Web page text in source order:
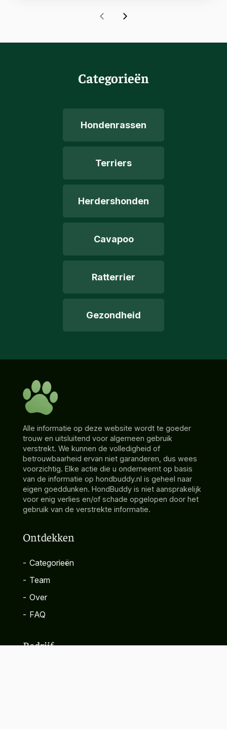
Categorieën
Hondenrassen
Terriers
Herdershonden
Cavapoo
Ratterrier
Gezondheid
Alle informatie op deze website wordt te goeder
trouw en uitsluitend voor algemeen gebruik
verstrekt. We kunnen de volledigheid of
betrouwbaarheid ervan niet garanderen, dus wees
voorzichtig. Elke actie die u onderneemt op basis
van de informatie op hondbuddy.nl is geheel naar
eigen goeddunken. HondBuddy is niet aansprakelijk
voor enig verlies en/of schade opgelopen door het
gebruik van de verstrekte informatie.
Ontdekken
- Categorieën
- Team
- Over
- FAQ
Bedrijf